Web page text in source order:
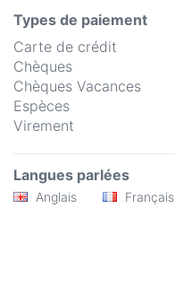
Types de paiement
Carte de crédit
Chèques
Chèques Vacances
Espèces
Virement
Langues parlées
Anglais Français